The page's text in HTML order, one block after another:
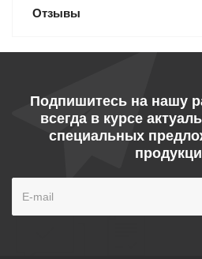
Отзывы
Подпишитесь на нашу
всегда в курсе
специальных